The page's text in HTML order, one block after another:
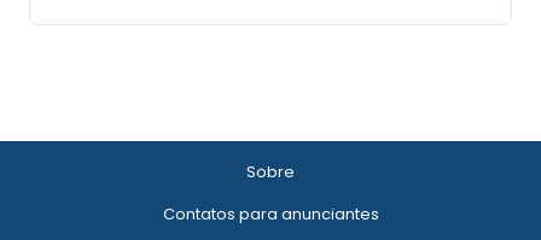
Sobre
Contatos para anunciantes